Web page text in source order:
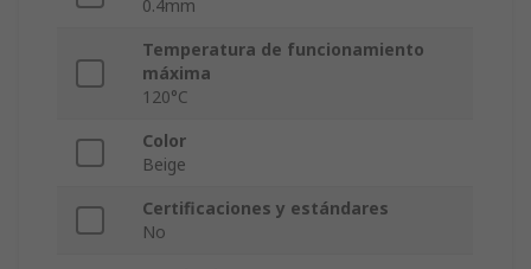
0.4mm
Temperatura de funcionamiento
máxima
120°C
Color
Beige
Certificaciones y estándares
No